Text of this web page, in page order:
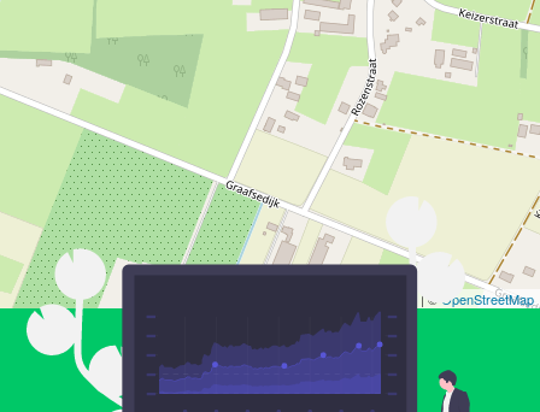
| © OpenStreetMap